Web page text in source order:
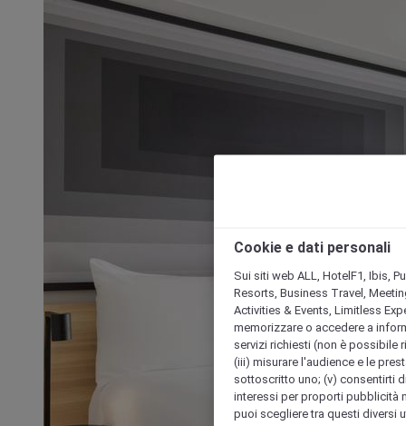
Cookie e dati personali
Sui siti web ALL, HotelF1, Ibis,
Resorts, Business Travel,
Activities & Events, Limitless
memorizzare o accedere a
servizi richiesti (non è possibile
(iii) misurare l'audience e le
sottoscritto uno; (v) consentirti
interessi per proporti pubblicità
puoi scegliere tra questi diversi